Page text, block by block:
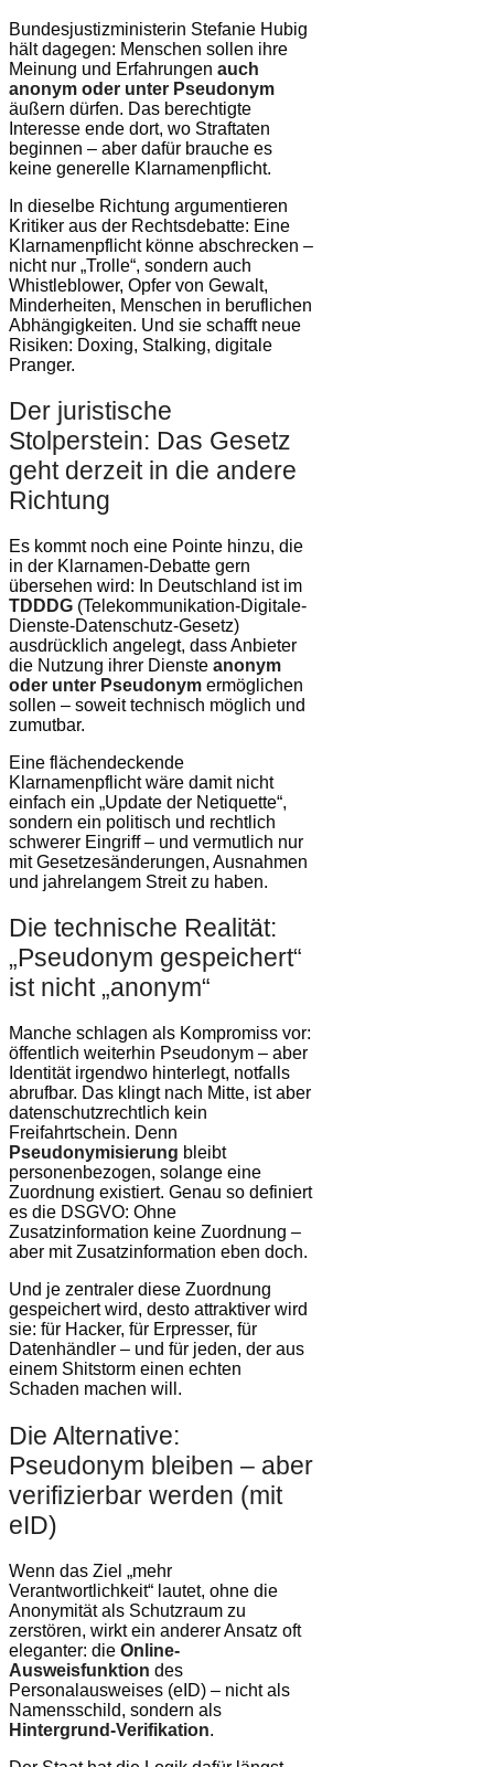
Bundesjustizministerin Stefanie Hubig
hält dagegen: Menschen sollen ihre
Meinung und Erfahrungen auch
anonym oder unter Pseudonym
äußern dürfen. Das berechtigte
Interesse ende dort, wo Straftaten
beginnen – aber dafür brauche es
keine generelle Klarnamenpflicht.
In dieselbe Richtung argumentieren
Kritiker aus der Rechtsdebatte: Eine
Klarnamenpflicht könne abschrecken –
nicht nur „Trolle“, sondern auch
Whistleblower, Opfer von Gewalt,
Minderheiten, Menschen in beruflichen
Abhängigkeiten. Und sie schafft neue
Risiken: Doxing, Stalking, digitale
Pranger.
Der juristische
Stolperstein: Das Gesetz
geht derzeit in die andere
Richtung
Es kommt noch eine Pointe hinzu, die
in der Klarnamen-Debatte gern
übersehen wird: In Deutschland ist im
TDDDG (Telekommunikation-Digitale-
Dienste-Datenschutz-Gesetz)
ausdrücklich angelegt, dass Anbieter
die Nutzung ihrer Dienste anonym
oder unter Pseudonym ermöglichen
sollen – soweit technisch möglich und
zumutbar.
Eine flächendeckende
Klarnamenpflicht wäre damit nicht
einfach ein „Update der Netiquette“,
sondern ein politisch und rechtlich
schwerer Eingriff – und vermutlich nur
mit Gesetzesänderungen, Ausnahmen
und jahrelangem Streit zu haben.
Die technische Realität:
„Pseudonym gespeichert“
ist nicht „anonym“
Manche schlagen als Kompromiss vor:
öffentlich weiterhin Pseudonym – aber
Identität irgendwo hinterlegt, notfalls
abrufbar. Das klingt nach Mitte, ist aber
datenschutzrechtlich kein
Freifahrtschein. Denn
Pseudonymisierung bleibt
personenbezogen, solange eine
Zuordnung existiert. Genau so definiert
es die DSGVO: Ohne
Zusatzinformation keine Zuordnung –
aber mit Zusatzinformation eben doch.
Und je zentraler diese Zuordnung
gespeichert wird, desto attraktiver wird
sie: für Hacker, für Erpresser, für
Datenhändler – und für jeden, der aus
einem Shitstorm einen echten
Schaden machen will.
Die Alternative:
Pseudonym bleiben – aber
verifizierbar werden (mit
eID)
Wenn das Ziel „mehr
Verantwortlichkeit“ lautet, ohne die
Anonymität als Schutzraum zu
zerstören, wirkt ein anderer Ansatz oft
eleganter: die Online-
Ausweisfunktion des
Personalausweises (eID) – nicht als
Namensschild, sondern als
Hintergrund-Verifikation.